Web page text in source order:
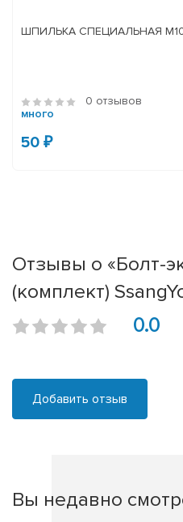
ШПИЛЬКА СПЕЦИАЛЬНАЯ
0 отзывов
много
50 ₽
Отзывы о «Болт-
(комплект)
0.0
Добавить отзыв
Вы недавно